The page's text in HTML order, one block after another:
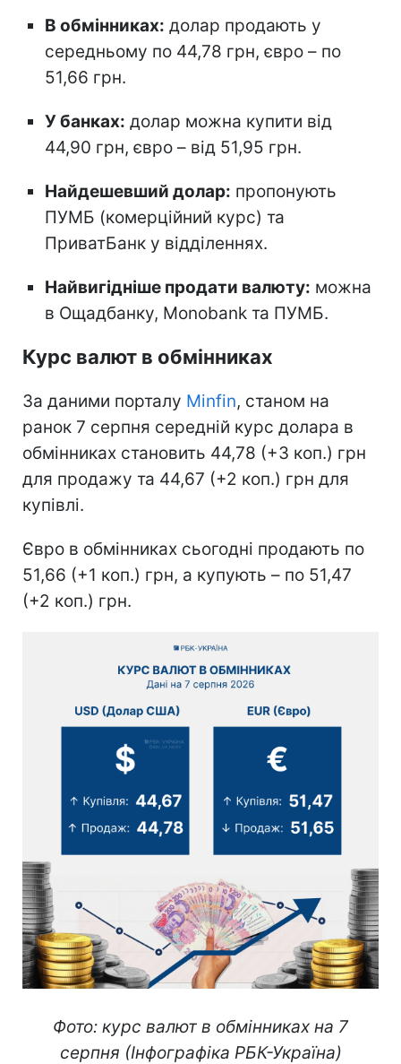
В обмінниках: долар продають у
середньому по 44,78 грн, євро – по
51,66 грн.
У банках: долар можна купити від
44,90 грн, євро – від 51,95 грн.
Найдешевший долар: пропонують
ПУМБ (комерційний курс) та
ПриватБанк у відділеннях.
Найвигідніше продати валюту: можна
в Ощадбанку, Monobank та ПУМБ.
Курс валют в обмінниках
За даними порталу Minfin, станом на
ранок 7 серпня середній курс долара в
обмінниках становить 44,78 (+3 коп.) грн
для продажу та 44,67 (+2 коп.) грн для
купівлі.
Євро в обмінниках сьогодні продають по
51,66 (+1 коп.) грн, а купують – по 51,47
(+2 коп.) грн.
Фото: курс валют в обмінниках на 7
серпня (Інфографіка РБК-Україна)